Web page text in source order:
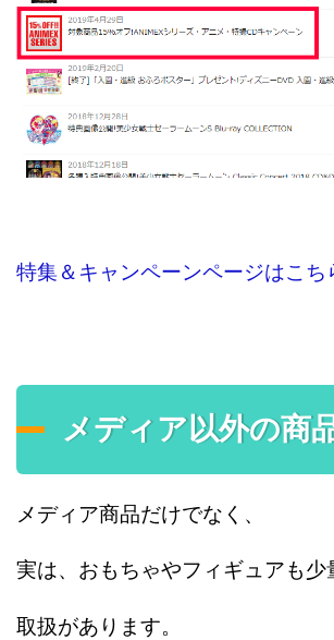
特集＆キャンペーンページはこち
メディア以外の商
メディア商品だけでなく、
実は、おもちゃやフィギュアも少
取扱があります。